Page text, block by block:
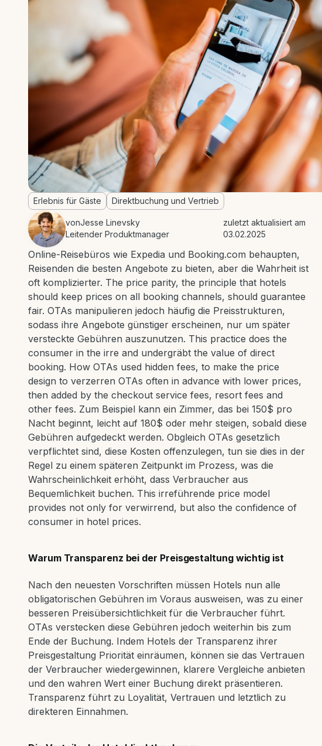
Erlebnis für Gäste Direktbuchung und Vertrieb
vonJesse Linevsky
Leitender Produktmanager
zuletzt aktualisiert am
03.02.2025
Online-Reisebüros wie Expedia und Booking.com behaupten,
Reisenden die besten Angebote zu bieten, aber die Wahrheit ist
oft komplizierter. The price parity, the principle that hotels
should keep prices on all booking channels, should guarantee
fair. OTAs manipulieren jedoch häufig die Preisstrukturen,
sodass ihre Angebote günstiger erscheinen, nur um später
versteckte Gebühren auszunutzen. This practice does the
consumer in the irre and undergräbt the value of direct
booking. How OTAs used hidden fees, to make the price
design to verzerren OTAs often in advance with lower prices,
then added by the checkout service fees, resort fees and
other fees. Zum Beispiel kann ein Zimmer, das bei 150$ pro
Nacht beginnt, leicht auf 180$ oder mehr steigen, sobald diese
Gebühren aufgedeckt werden. Obgleich OTAs gesetzlich
verpflichtet sind, diese Kosten offenzulegen, tun sie dies in der
Regel zu einem späteren Zeitpunkt im Prozess, was die
Wahrscheinlichkeit erhöht, dass Verbraucher aus
Bequemlichkeit buchen. This irreführende price model
provides not only for verwirrend, but also the confidence of
consumer in hotel prices.
Warum Transparenz bei der Preisgestaltung wichtig ist
Nach den neuesten Vorschriften müssen Hotels nun alle
obligatorischen Gebühren im Voraus ausweisen, was zu einer
besseren Preisübersichtlichkeit für die Verbraucher führt.
OTAs verstecken diese Gebühren jedoch weiterhin bis zum
Ende der Buchung. Indem Hotels der Transparenz ihrer
Preisgestaltung Priorität einräumen, können sie das Vertrauen
der Verbraucher wiedergewinnen, klarere Vergleiche anbieten
und den wahren Wert einer Buchung direkt präsentieren.
Transparenz führt zu Loyalität, Vertrauen und letztlich zu
direkteren Einnahmen.